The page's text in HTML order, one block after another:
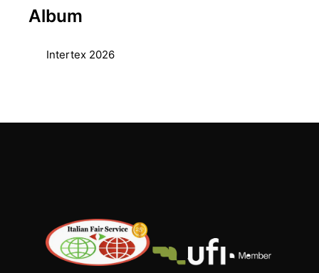
Album
Intertex 2026